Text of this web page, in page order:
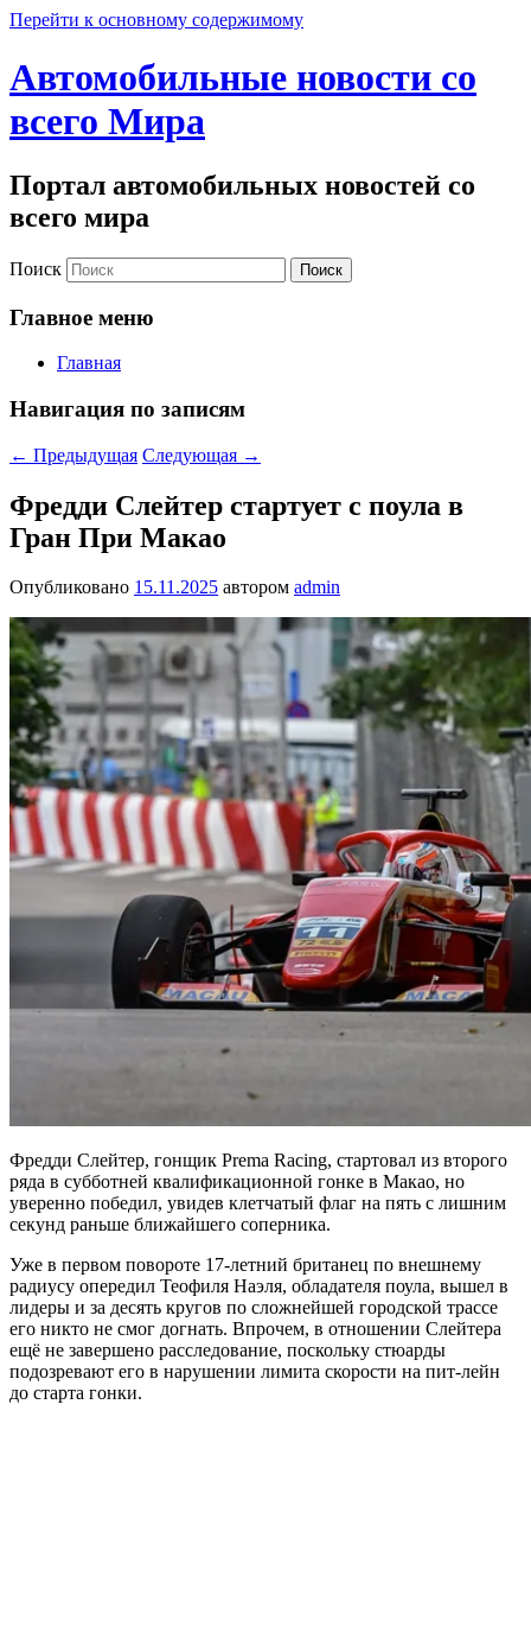
Перейти к основному содержимому
Автомобильные новости со
всего Мира
Портал автомобильных новостей со
всего мира
Поиск
Главное меню
Главная
Навигация по записям
← Предыдущая Следующая →
Фредди Слейтер стартует с поула в
Гран При Макао
Опубликовано 15.11.2025 автором admin
Фредди Слейтер, гонщик Prema Racing, стартовал из второго
ряда в субботней квалификационной гонке в Макао, но
уверенно победил, увидев клетчатый флаг на пять с лишним
секунд раньше ближайшего соперника.
Уже в первом повороте 17-летний британец по внешнему
радиусу опередил Теофиля Наэля, обладателя поула, вышел в
лидеры и за десять кругов по сложнейшей городской трассе
его никто не смог догнать. Впрочем, в отношении Слейтера
ещё не завершено расследование, поскольку стюарды
подозревают его в нарушении лимита скорости на пит-лейн
до старта гонки.